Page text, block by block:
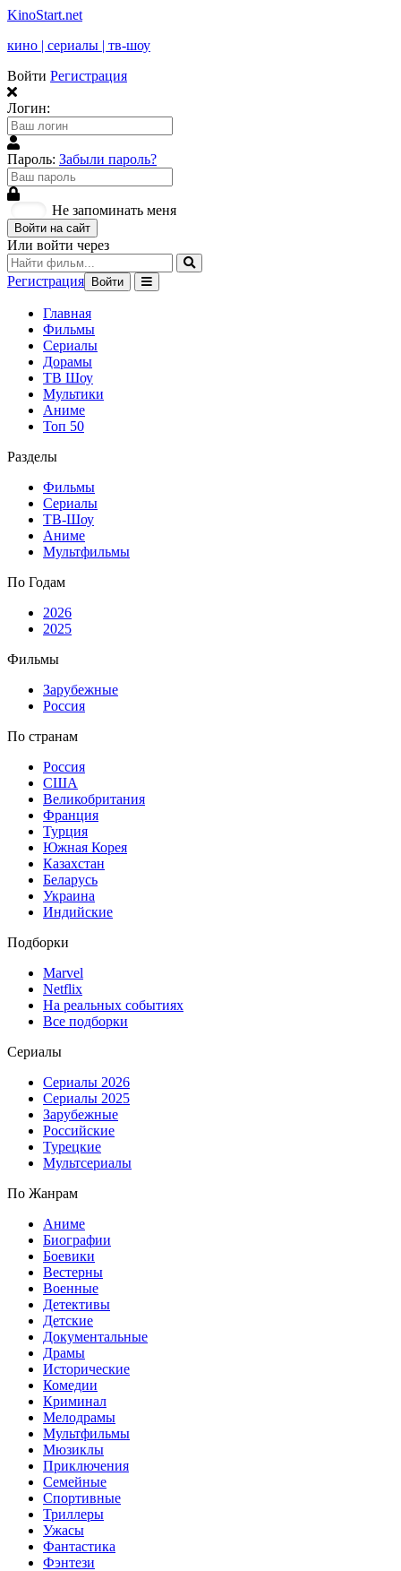
KinoStart.net
кино | сериалы | тв-шоу
Войти Регистрация
Логин:
Пароль: Забыли пароль?
Не запоминать меня
Войти на сайт
Или войти через
Регистрация Войти
Главная
Фильмы
Сериалы
Дорамы
ТВ Шоу
Мультики
Аниме
Топ 50
Разделы
Фильмы
Сериалы
ТВ-Шоу
Аниме
Мультфильмы
По Годам
2026
2025
Фильмы
Зарубежные
Россия
По странам
Россия
США
Великобритания
Франция
Турция
Южная Корея
Казахстан
Беларусь
Украина
Индийские
Подборки
Marvel
Netflix
На реальных событиях
Все подборки
Сериалы
Сериалы 2026
Сериалы 2025
Зарубежные
Российские
Турецкие
Мультсериалы
По Жанрам
Аниме
Биографии
Боевики
Вестерны
Военные
Детективы
Детские
Документальные
Драмы
Исторические
Комедии
Криминал
Мелодрамы
Мультфильмы
Мюзиклы
Приключения
Семейные
Спортивные
Триллеры
Ужасы
Фантастика
Фэнтези